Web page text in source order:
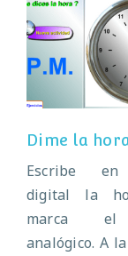
Dime la
Dime la
Escribe
digital la
marca
analógico. A